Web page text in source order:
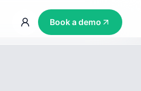
Book a demo